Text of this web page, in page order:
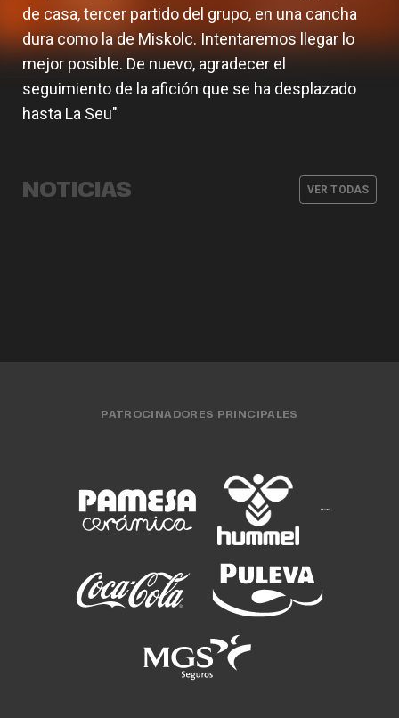
de casa, tercer partido del grupo, en una cancha
dura como la de Miskolc. Intentaremos llegar lo
mejor posible. De nuevo, agradecer el
seguimiento de la afición que se ha desplazado
hasta La Seu"
NOTICIAS VER TODAS
Valencia Basket abrirá la EuroLeague
Definido el cuerpo técnico del
equipo femenino para el curso 26-27
PATROCINADORES PRINCIPALES